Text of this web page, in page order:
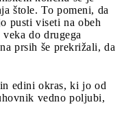
štole. To pomeni, da
pusti viseti na obeh
do drugega
prsih še prekrižali, da
edini okras, ki jo od
vedno poljubi,